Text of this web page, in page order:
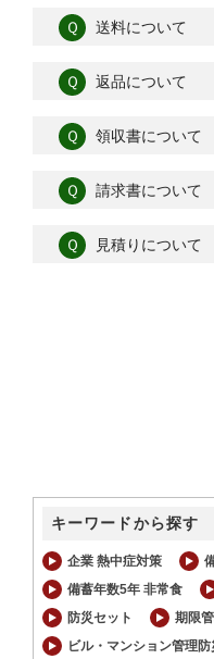
Ｑ 送料について
Ｑ 返品について
Ｑ 領収書について
Ｑ 請求書について
Ｑ 見積りについて
キーワードから探す
企業 熱中症対策
備蓄年数5年 非常食
防災セット
期限
ビル・マンション管理